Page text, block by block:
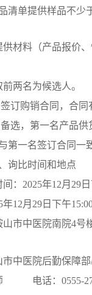
清单提供样品不少
材料（产品报价
两名为候选人。
订购销合同，合同
选，第一名产品
第一名签订合同一
询比时间和地点
：2025年12月 29
12月 29日下午
市中医院南院4号
中医院后勤保障
电话：0555-